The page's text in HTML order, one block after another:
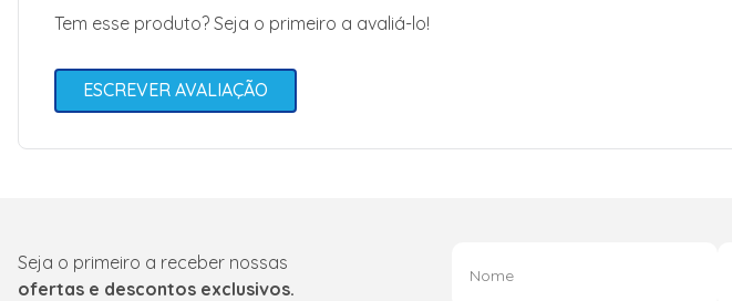
Tem esse produto? Seja o primeiro a avaliá-lo!
ESCREVER AVALIAÇÃO
Seja o primeiro a receber nossas
ofertas e descontos exclusivos.